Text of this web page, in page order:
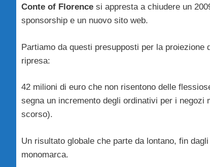
Conte of Florence si appresta a chiudere un
sponsorship e un nuovo sito web.
Partiamo da questi presupposti per la
ripresa:
42 milioni di euro che non risentono delle
segna un incremento degli ordinativi per i
scorso).
Un risultato globale che parte da lontano, fin
monomarca.